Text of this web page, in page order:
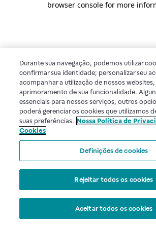
browser console for more
Durante sua navegação, podemos utilizar
confirmar sua identidade; personalizar seu
acompanhar a utilização de nossos
aprimoramento de sua funcionalidade.
essenciais para nossos serviços, outros
poderá gerenciar os cookies que utilizamos
suas preferências. Nossa Política de
Cookies
Definições de cookies
Rejeitar todos os cookies
Aceitar todos os cookies